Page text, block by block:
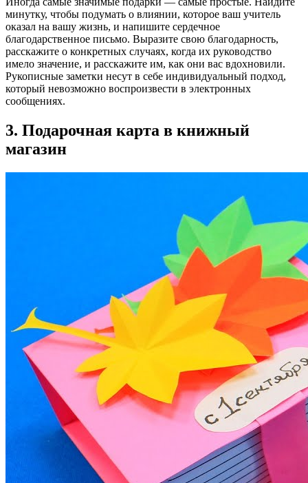
минутку, чтобы подумать о влиянии, которое ваш учитель
оказал на вашу жизнь, и напишите сердечное
благодарственное письмо. Выразите свою благодарность,
расскажите о конкретных случаях, когда их руководство
имело значение, и расскажите им, как они вас вдохновили.
Рукописные заметки несут в себе индивидуальный подход,
который невозможно воспроизвести в электронных
сообщениях.
3. Подарочная карта в книжный
магазин